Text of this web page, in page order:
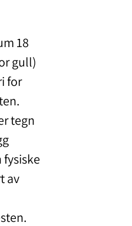
18
gull)
for
tegn
av